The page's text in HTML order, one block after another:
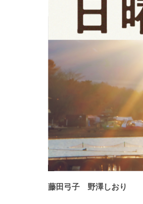
藤田弓子 野澤しおり